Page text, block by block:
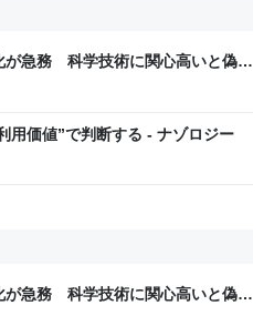
が急務 科学技術に関心高いと偽・
用価値”で判断する - ナゾロジー
が急務 科学技術に関心高いと偽・